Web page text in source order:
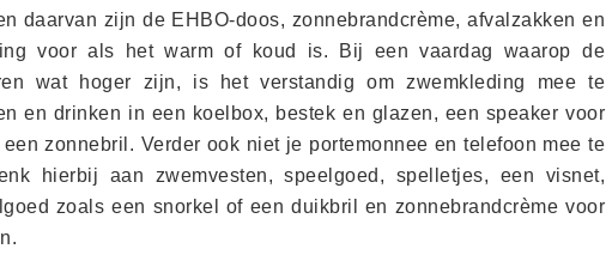
daarvan zijn de EHBO-doos, zonnebrandcrème, afvalzakken en
voor als het warm of koud is. Bij een vaardag waarop de
wat hoger zijn, is het verstandig om zwemkleding mee te
en drinken in een koelbox, bestek en glazen, een speaker voor
zonnebril. Verder ook niet je portemonnee en telefoon mee te
hierbij aan zwemvesten, speelgoed, spelletjes, een visnet,
zoals een snorkel of een duikbril en zonnebrandcrème voor